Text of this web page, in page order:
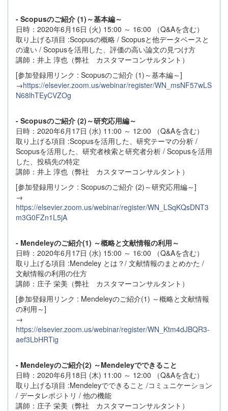
- Scopusのご紹介 (1)～基本編～
日時：2020年6月16日 (火) 15:00 ～ 16:00 （Q&Aを含む）
取り上げる項目 :Scopusの概略 / Scopusと他データベースと
の違い / Scopusを活用した、評価の高い論文の見つけ方
講師：井上 淳也（弊社 カスタマーコンサルタント）
[参加登録用リンク : Scopusのご紹介 (1)～基本編～]
→https://elsevier.zoom.us/webinar/register/WN_msNF57wLS
N68lhTEyCVZOg
- Scopusのご紹介 (2)～研究応用編～
日時：2020年6月17日 (水) 11:00 ～ 12:00 （Q&Aを含む）
取り上げる項目 :Scopusを活用した、研究テーマの分析 /
Scopusを活用した、研究者検索と研究者分析 / Scopusを活用
した、投稿先の特定
講師：井上 淳也（弊社 カスタマーコンサルタント）
[参加登録用リンク : Scopusのご紹介 (2)～研究応用編～]
→
https://elsevier.zoom.us/webinar/register/WN_LSqKQsDNT3
m3G0FZn1L5jA
- Mendeleyのご紹介(1) ～概略と文献情報の利用～
日時：2020年6月17日 (水) 15:00 ～ 16:00 （Q&Aを含む）
取り上げる項目 :Mendeley とは？/ 文献情報のまとめかた /
文献情報の利用の仕方
講師：庄子 栄美（弊社 カスタマーコンサルタント）
[参加登録用リンク : Mendeleyのご紹介(1) ～概略と文献情報
の利用～]
→
https://elsevier.zoom.us/webinar/register/WN_Ktm4dJBQR3-
aef3LbHRTig
- Mendeleyのご紹介(2) ～Mendeleyでできること
日時：2020年6月18日 (木) 11:00 ～ 12:00 （Q&Aを含む）
取り上げる項目 :Mendeleyでできること /コミュニケーション
/ データレポジトリ / 他の機能
講師：庄子 栄美（弊社 カスタマーコンサルタント）